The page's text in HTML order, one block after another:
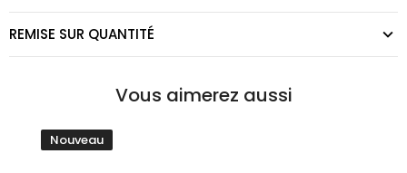
REMISE SUR QUANTITÉ
Vous aimerez aussi
Nouveau